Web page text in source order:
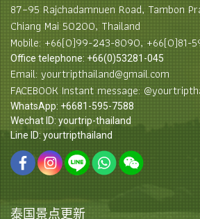
87–95 Rajchadamnuen Road, Tambon
Chiang Mai 50200, Thailand
Mobile: +66(0)99-243-8090, +66(0)81-
Office telephone: +66(0)53281-045
Email: yourtripthailand@gmail.com
FACEBOOK Instant message:
WhatsApp: +6681-595-7588
Wechat ID: yourtrip-thailand
Line ID: yourtripthailand
泰国景点更新